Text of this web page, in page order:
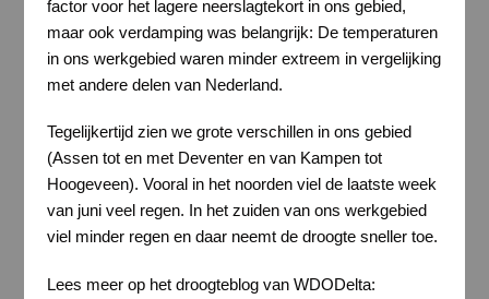
factor voor het lagere neerslagtekort in ons gebied,
maar ook verdamping was belangrijk: De temperaturen
in ons werkgebied waren minder extreem in vergelijking
met andere delen van Nederland.
Tegelijkertijd zien we grote verschillen in ons gebied
(Assen tot en met Deventer en van Kampen tot
Hoogeveen). Vooral in het noorden viel de laatste week
van juni veel regen. In het zuiden van ons werkgebied
viel minder regen en daar neemt de droogte sneller toe.
Lees meer op het droogteblog van WDODelta: